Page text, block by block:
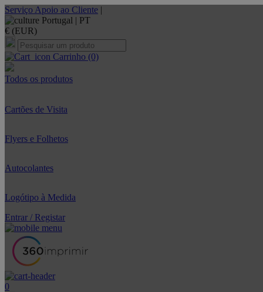
Serviço Apoio ao Cliente |
Portugal | PT
€ (EUR)
Carrinho (0)
Todos os produtos
Cartões de Visita
Flyers e Folhetos
Autocolantes
Logótipo à Medida
Entrar / Registar
0